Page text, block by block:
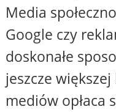
Media
Google czy
doskonałe
jeszcze
mediów opłaca